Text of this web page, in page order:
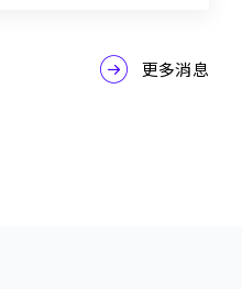
更多消息